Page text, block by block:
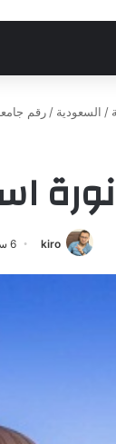
/ السعودية / رقم
kiro 6 سبتمبر، 2023